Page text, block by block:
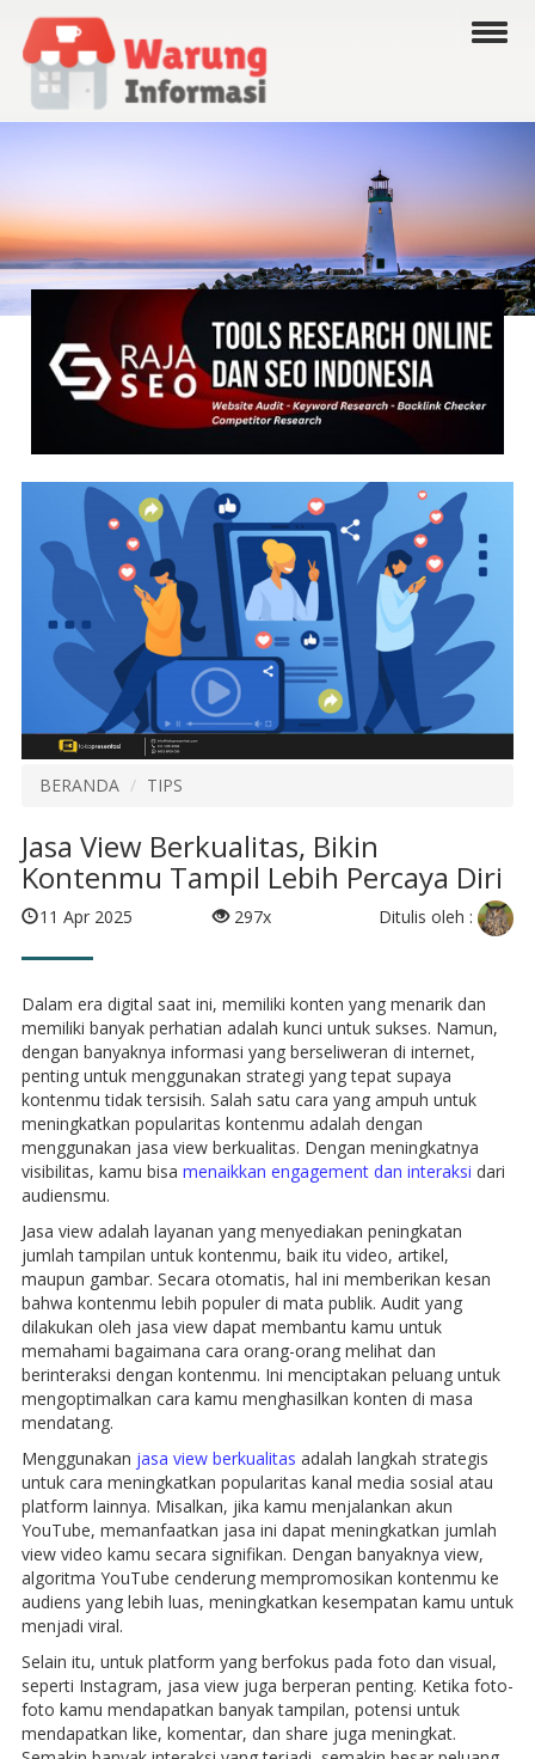
BERANDA TIPS
Jasa View Berkualitas, Bikin
Kontenmu Tampil Lebih Percaya Diri
11 Apr 2025 297x Ditulis oleh :
Dalam era digital saat ini, memiliki konten yang menarik dan
memiliki banyak perhatian adalah kunci untuk sukses. Namun,
dengan banyaknya informasi yang berseliweran di internet,
penting untuk menggunakan strategi yang tepat supaya
kontenmu tidak tersisih. Salah satu cara yang ampuh untuk
meningkatkan popularitas kontenmu adalah dengan
menggunakan jasa view berkualitas. Dengan meningkatnya
visibilitas, kamu bisa menaikkan engagement dan interaksi dari
audiensmu.
Jasa view adalah layanan yang menyediakan peningkatan
jumlah tampilan untuk kontenmu, baik itu video, artikel,
maupun gambar. Secara otomatis, hal ini memberikan kesan
bahwa kontenmu lebih populer di mata publik. Audit yang
dilakukan oleh jasa view dapat membantu kamu untuk
memahami bagaimana cara orang-orang melihat dan
berinteraksi dengan kontenmu. Ini menciptakan peluang untuk
mengoptimalkan cara kamu menghasilkan konten di masa
mendatang.
Menggunakan jasa view berkualitas adalah langkah strategis
untuk cara meningkatkan popularitas kanal media sosial atau
platform lainnya. Misalkan, jika kamu menjalankan akun
YouTube, memanfaatkan jasa ini dapat meningkatkan jumlah
view video kamu secara signifikan. Dengan banyaknya view,
algoritma YouTube cenderung mempromosikan kontenmu ke
audiens yang lebih luas, meningkatkan kesempatan kamu untuk
menjadi viral.
Selain itu, untuk platform yang berfokus pada foto dan visual,
seperti Instagram, jasa view juga berperan penting. Ketika foto-
foto kamu mendapatkan banyak tampilan, potensi untuk
mendapatkan like, komentar, dan share juga meningkat.